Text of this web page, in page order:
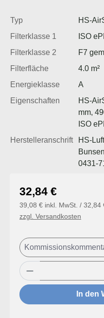
Typ
HS-
Filterklasse 1
ISO
Filterklasse 2
F7
Filterfläche
4.0 m²
Energieklasse
A
Eigenschaften
HS-
mm,
ISO
Herstelleranschrift
HS-
0431-
Regulärer Preis:
32,84 €
39,08 € inkl. MwSt. / 32,84
zzgl. Versandkosten
Produkt Anzahl:
In den